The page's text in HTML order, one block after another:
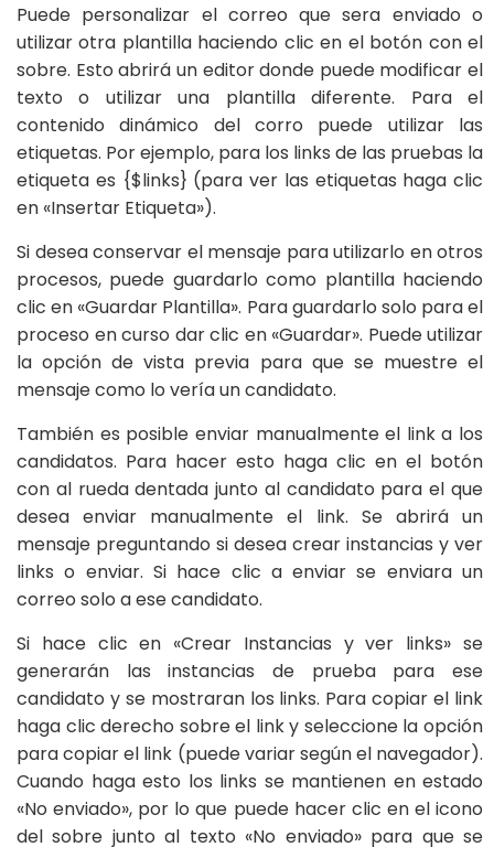
Puede personalizar el correo que sera enviado o
utilizar otra plantilla haciendo clic en el botón con el
sobre. Esto abrirá un editor donde puede modificar el
texto o utilizar una plantilla diferente. Para el
contenido dinámico del corro puede utilizar las
etiquetas. Por ejemplo, para los links de las pruebas la
etiqueta es {$links} (para ver las etiquetas haga clic
en «Insertar Etiqueta»).
Si desea conservar el mensaje para utilizarlo en otros
procesos, puede guardarlo como plantilla haciendo
clic en «Guardar Plantilla». Para guardarlo solo para el
proceso en curso dar clic en «Guardar». Puede utilizar
la opción de vista previa para que se muestre el
mensaje como lo vería un candidato.
También es posible enviar manualmente el link a los
candidatos. Para hacer esto haga clic en el botón
con al rueda dentada junto al candidato para el que
desea enviar manualmente el link. Se abrirá un
mensaje preguntando si desea crear instancias y ver
links o enviar. Si hace clic a enviar se enviara un
correo solo a ese candidato.
Si hace clic en «Crear Instancias y ver links» se
generarán las instancias de prueba para ese
candidato y se mostraran los links. Para copiar el link
haga clic derecho sobre el link y seleccione la opción
para copiar el link (puede variar según el navegador).
Cuando haga esto los links se mantienen en estado
«No enviado», por lo que puede hacer clic en el icono
del sobre junto al texto «No enviado» para que se